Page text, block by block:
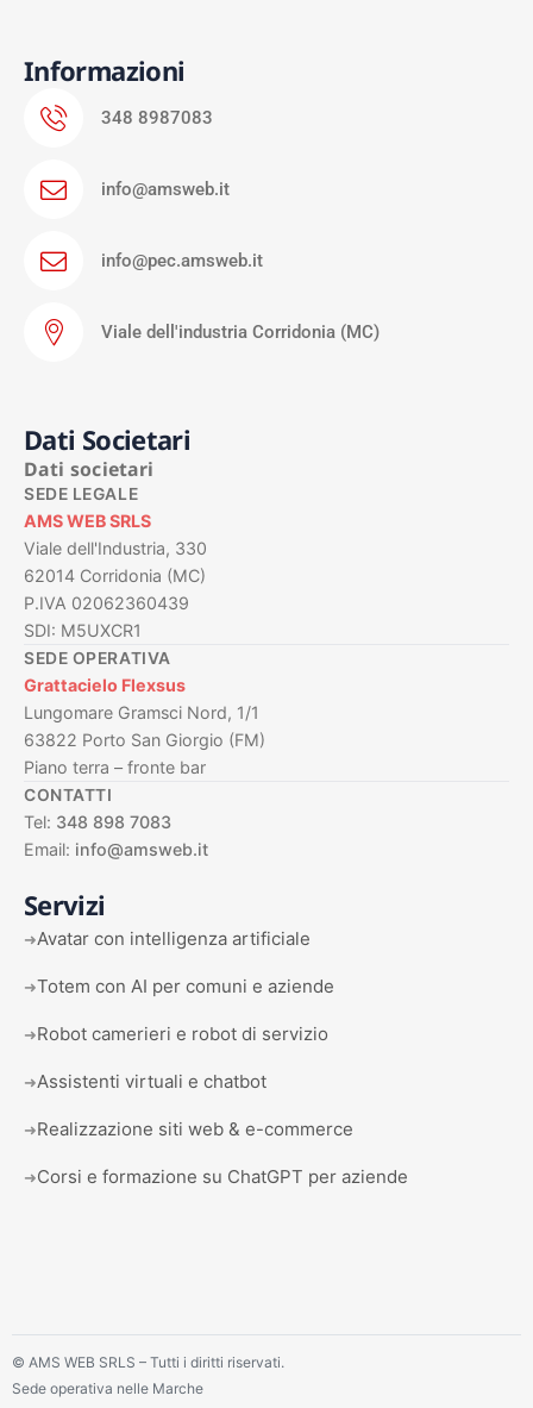
Informazioni
348 8987083
info@amsweb.it
info@pec.amsweb.it
Viale dell'industria Corridonia (MC)
Dati Societari
Dati societari
SEDE LEGALE
AMS WEB SRLS
Viale dell'Industria, 330
62014 Corridonia (MC)
P.IVA 02062360439
SDI: M5UXCR1
SEDE OPERATIVA
Grattacielo Flexsus
Lungomare Gramsci Nord, 1/1
63822 Porto San Giorgio (FM)
Piano terra – fronte bar
CONTATTI
Tel: 348 898 7083
Email: info@amsweb.it
Servizi
➜Avatar con intelligenza artificiale
➜Totem con AI per comuni e aziende
➜Robot camerieri e robot di servizio
➜Assistenti virtuali e chatbot
➜Realizzazione siti web & e-commerce
➜Corsi e formazione su ChatGPT per aziende
© AMS WEB SRLS – Tutti i diritti riservati.
Sede operativa nelle Marche